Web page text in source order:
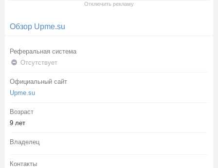
Отключить рекламу
Обзор Upme.su
Реферальная система
Отсутствует
Официальный сайт
Upme.su
Возраст
9 лет
Владелец
Контакты